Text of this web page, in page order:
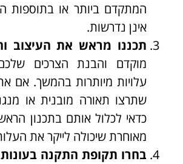
המתקדם ביותר או בתוספות
אינן נדרשות.
תכננו מראש את העיצוב
מוקדם והבנת הצרכים
עלויות מיותרות בהמשך. אם
שתרצו תאורה מובנית או
כדאי לכלול אותם בתכנון
מאוחרת שיכולה לייקר את
בחרו תקופת התקנה